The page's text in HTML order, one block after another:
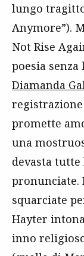
lungo
Anymore”).
Not Rise
poesia
Diamanda
promette
una
devasta tutte
pronunciate.
squarciate
Hayter
inno